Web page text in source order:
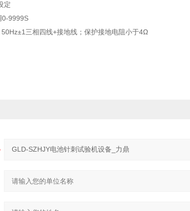
定
0-9999S
三相四线+接地线；保护接地电阻小于4Ω